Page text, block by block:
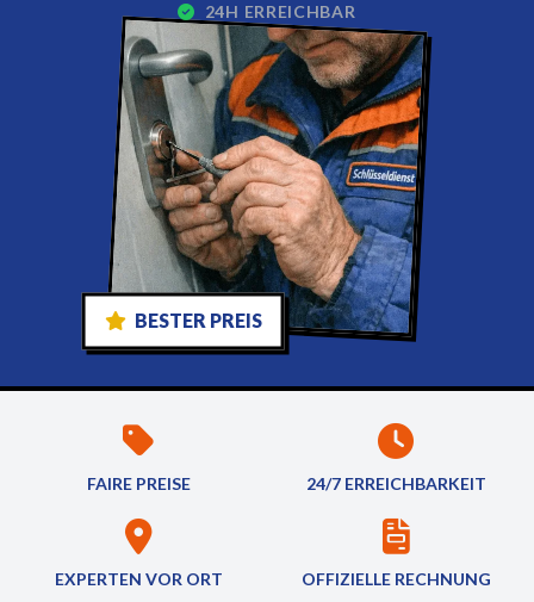
24H ERREICHBAR
BESTER PREIS
FAIRE PREISE 24/7 ERREICHBARKEIT
EXPERTEN VOR ORT OFFIZIELLE RECHNUNG